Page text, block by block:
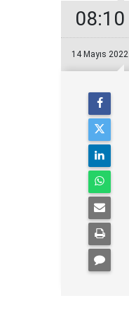
08:10
14 Mayıs 2022